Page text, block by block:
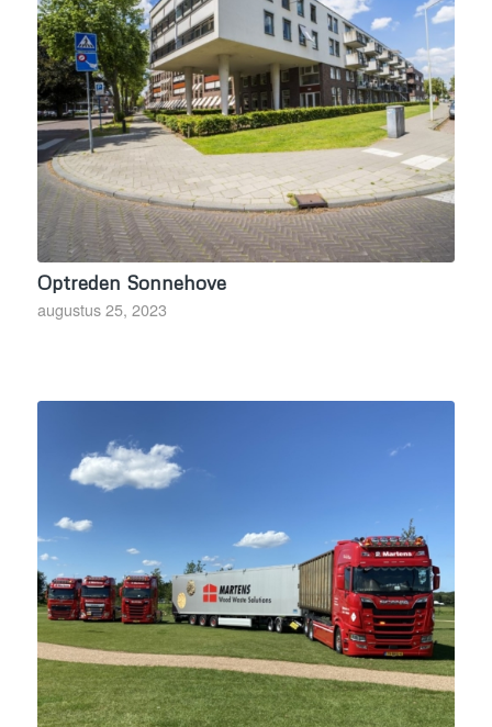
Optreden Sonnehove
augustus 25, 2023